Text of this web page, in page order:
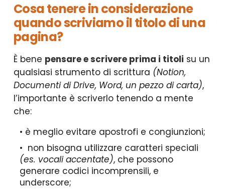
Cosa tenere in considerazione
quando scriviamo il titolo di una
pagina?
È bene pensare e scrivere prima i titoli su un
qualsiasi strumento di scrittura (Notion,
Documenti di Drive, Word, un pezzo di carta),
l’importante è scriverlo tenendo a mente
che:
è meglio evitare apostrofi e congiunzioni;
non bisogna utilizzare caratteri speciali
(es. vocali accentate), che possono
generare codici incomprensili, e
underscore;